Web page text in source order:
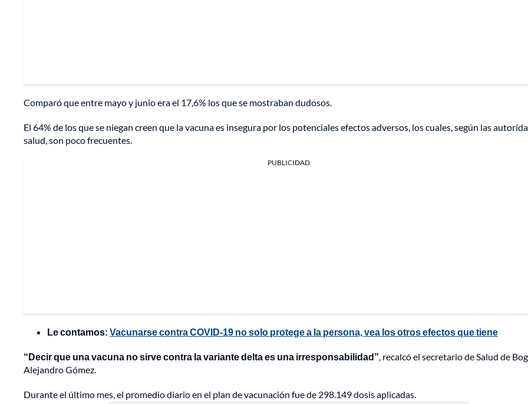
Comparó que entre mayo y junio era el 17,6% los que se mostraban dudosos.
El 64% de los que se niegan creen que la vacuna es insegura por los potenciales efectos adversos, los cuales, según las
salud, son poco frecuentes.
PUBLICIDAD
Le contamos: Vacunarse contra COVID-19 no solo protege a la persona, vea los otros efectos que tiene
“Decir que una vacuna no sirve contra la variante delta es una irresponsabilidad”, recalcó el secretario de Salud de
Alejandro Gómez.
Durante el último mes, el promedio diario en el plan de vacunación fue de 298.149 dosis aplicadas.